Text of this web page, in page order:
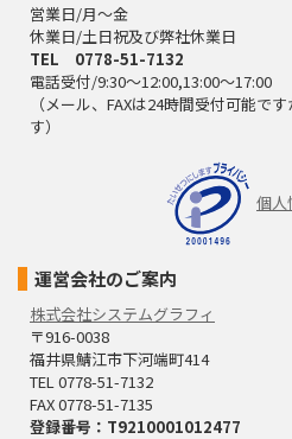
営業日/月～金
休業日/土日祝及び弊社休業日
TEL 0778-51-7132
電話受付/9:30～12:00,13:00～17:00
（メール、FAXは24時間受付可能で
す）
個人
運営会社のご案内
株式会社システムグラフィ
〒916-0038
福井県鯖江市下河端町414
TEL 0778-51-7132
FAX 0778-51-7135
登録番号：T9210001012477